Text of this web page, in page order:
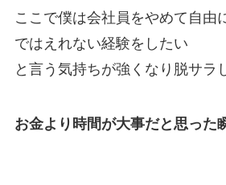
ここで僕は会社員をやめて自由
ではえれない経験をしたい
と言う気持ちが強くなり脱サラ
お金より時間が大事だと思った